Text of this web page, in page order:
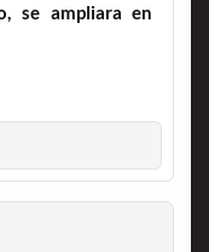
se ampliara en